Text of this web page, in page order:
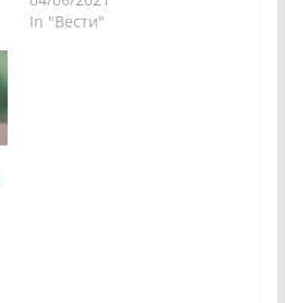
In "Вести"